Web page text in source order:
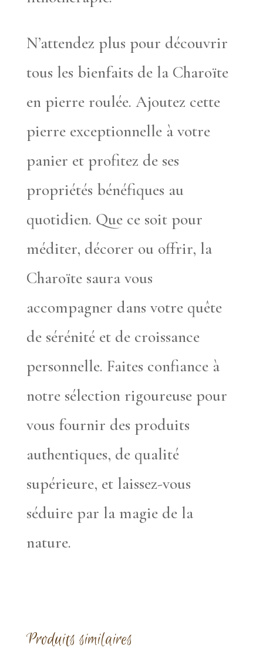
N’attendez plus pour découvrir
tous les bienfaits de la Charoïte
en pierre roulée. Ajoutez cette
pierre exceptionnelle à votre
panier et profitez de ses
propriétés bénéfiques au
quotidien. Que ce soit pour
méditer, décorer ou offrir, la
Charoïte saura vous
accompagner dans votre quête
de sérénité et de croissance
personnelle. Faites confiance à
notre sélection rigoureuse pour
vous fournir des produits
authentiques, de qualité
supérieure, et laissez-vous
séduire par la magie de la
nature.
Produits similaires